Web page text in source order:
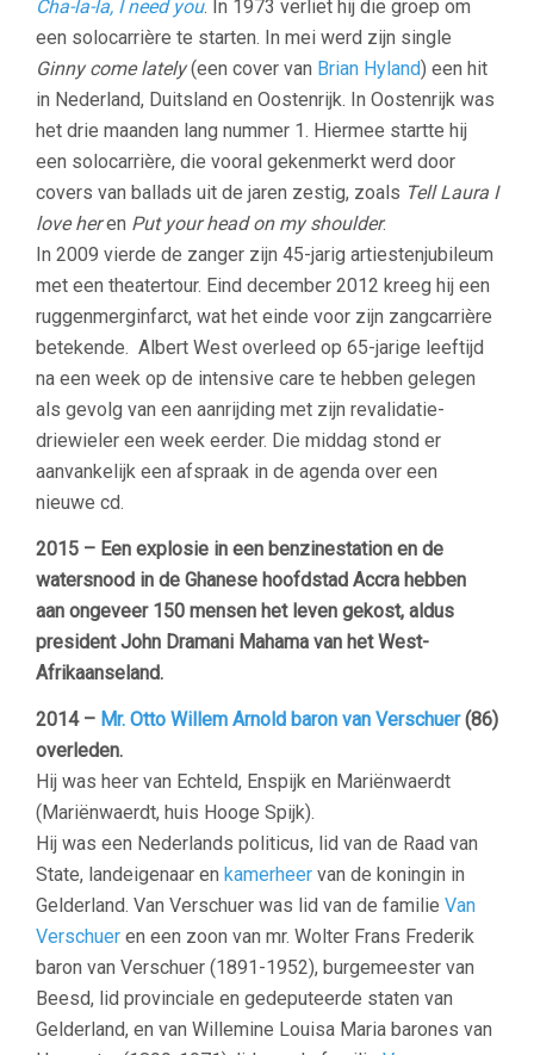
Cha-la-la, I need you. In 1973 verliet hij die groep om
een solocarrière te starten. In mei werd zijn single
Ginny come lately(een cover van Brian Hyland) een hit
in Nederland, Duitsland en Oostenrijk. In Oostenrijk was
het drie maanden lang nummer 1. Hiermee startte hij
een solocarrière, die vooral gekenmerkt werd door
covers van ballads uit de jaren zestig, zoals Tell Laura I
love heren Put your head on my shoulder.
In 2009 vierde de zanger zijn 45-jarig artiestenjubileum
met een theatertour. Eind december 2012 kreeg hij een
ruggenmerginfarct, wat het einde voor zijn zangcarrière
betekende. Albert West overleed op 65-jarige leeftijd
na een week op de intensive care te hebben gelegen
als gevolg van een aanrijding met zijn revalidatie-
driewieler een week eerder. Die middag stond er
aanvankelijk een afspraak in de agenda over een
nieuwe cd.
2015 – Een explosie in een benzinestation en de
watersnood in de Ghanese hoofdstad Accra hebben
aan ongeveer 150 mensen het leven gekost, aldus
president John Dramani Mahama van het West-
Afrikaanseland.
2014 – Mr. Otto Willem Arnold baron van Verschuer(86)
overleden.
Hij was heer van Echteld, Enspijk en Mariënwaerdt
(Mariënwaerdt, huis Hooge Spijk).
Hij was een Nederlands politicus, lid van de Raad van
State, landeigenaar en kamerheer van de koningin in
Gelderland. Van Verschuer was lid van de familie Van
Verschuer en een zoon van mr. Wolter Frans Frederik
baron van Verschuer (1891-1952), burgemeester van
Beesd, lid provinciale en gedeputeerde staten van
Gelderland, en van Willemine Louisa Maria barones van